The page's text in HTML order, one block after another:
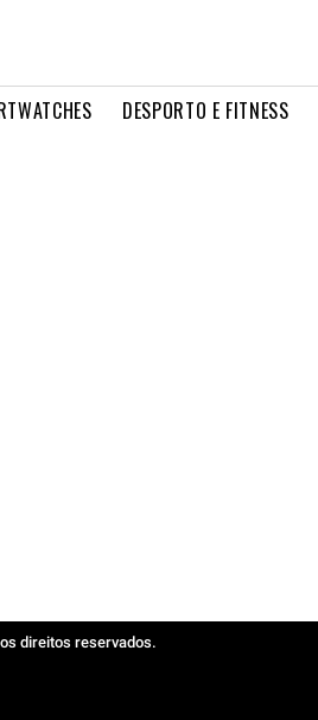
DESPORTO E FITNESS
direitos reservados.